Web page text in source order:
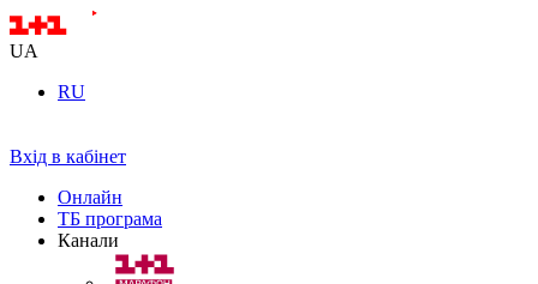
UA
RU
Вхід в кабінет
Онлайн
ТБ програма
Канали